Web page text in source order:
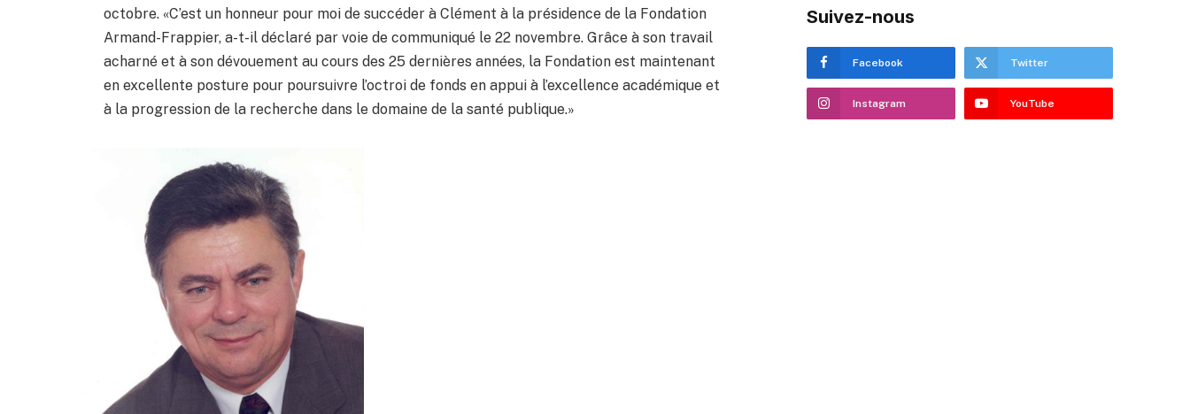
octobre. «C’est un honneur pour moi de succéder à Clément à la présidence de la Fondation
Armand-Frappier, a-t-il déclaré par voie de communiqué le 22 novembre. Grâce à son travail
acharné et à son dévouement au cours des 25 dernières années, la Fondation est maintenant
en excellente posture pour poursuivre l’octroi de fonds en appui à l’excellence académique et
à la progression de la recherche dans le domaine de la santé publique.»
Suivez-nous
Facebook Twitter
Instagram YouTube